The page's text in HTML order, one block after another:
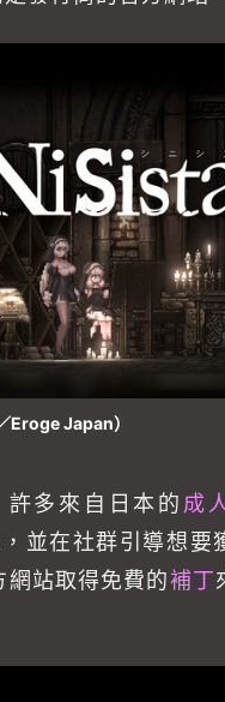
Eroge Japan）
多來自日本的 成
並在社群引導想要
站取得免費的補丁